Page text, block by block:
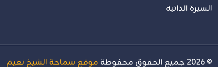
السيرة الذاتيه
©
2026 جميع الحقوق محفوطة موقع سماحة الشيخ نعيم